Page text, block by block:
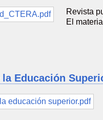
Revista
El
la Educación